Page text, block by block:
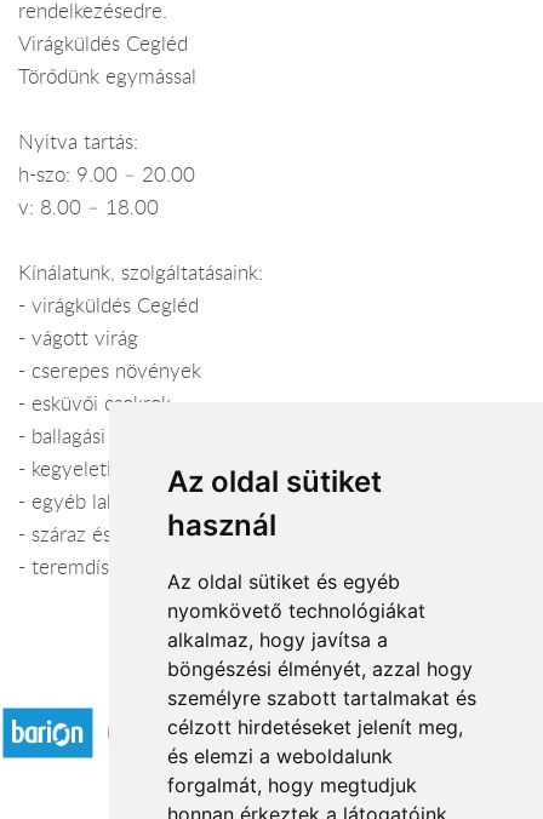
Az oldal sütiket
használ
Az oldal sütiket és egyéb
nyomkövető technológiákat
alkalmaz, hogy javítsa a
böngészési élményét, azzal hogy
személyre szabott tartalmakat és
célzott hirdetéseket jelenít meg,
és elemzi a weboldalunk
forgalmát, hogy megtudjuk
honnan érkeztek a látogatóink.
rendelkezésedre.
Virágküldés Cegléd
Törődünk egymással
Nyitva tartás:
h-szo: 9.00 – 20.00
v: 8.00 – 18.00
Kínálatunk, szolgáltatásaink:
- virágküldés Cegléd
- vágott virág
- cserepes növények
- esküvői csokrok
- ballagási csokrok
- kegyeleti koszorúk
- egyéb lakásdekorációs kellékek, kaspók
- száraz és művirágok
- teremdíszítés, templomdíszítés
Elfogadott fizetési módok